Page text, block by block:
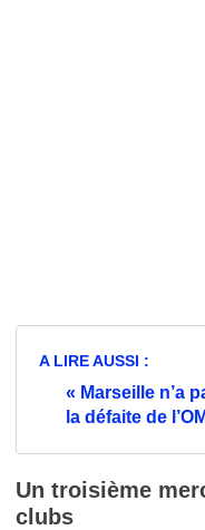
A LIRE AUSSI :
« Marseille n’a
la défaite de
Un troisième
clubs